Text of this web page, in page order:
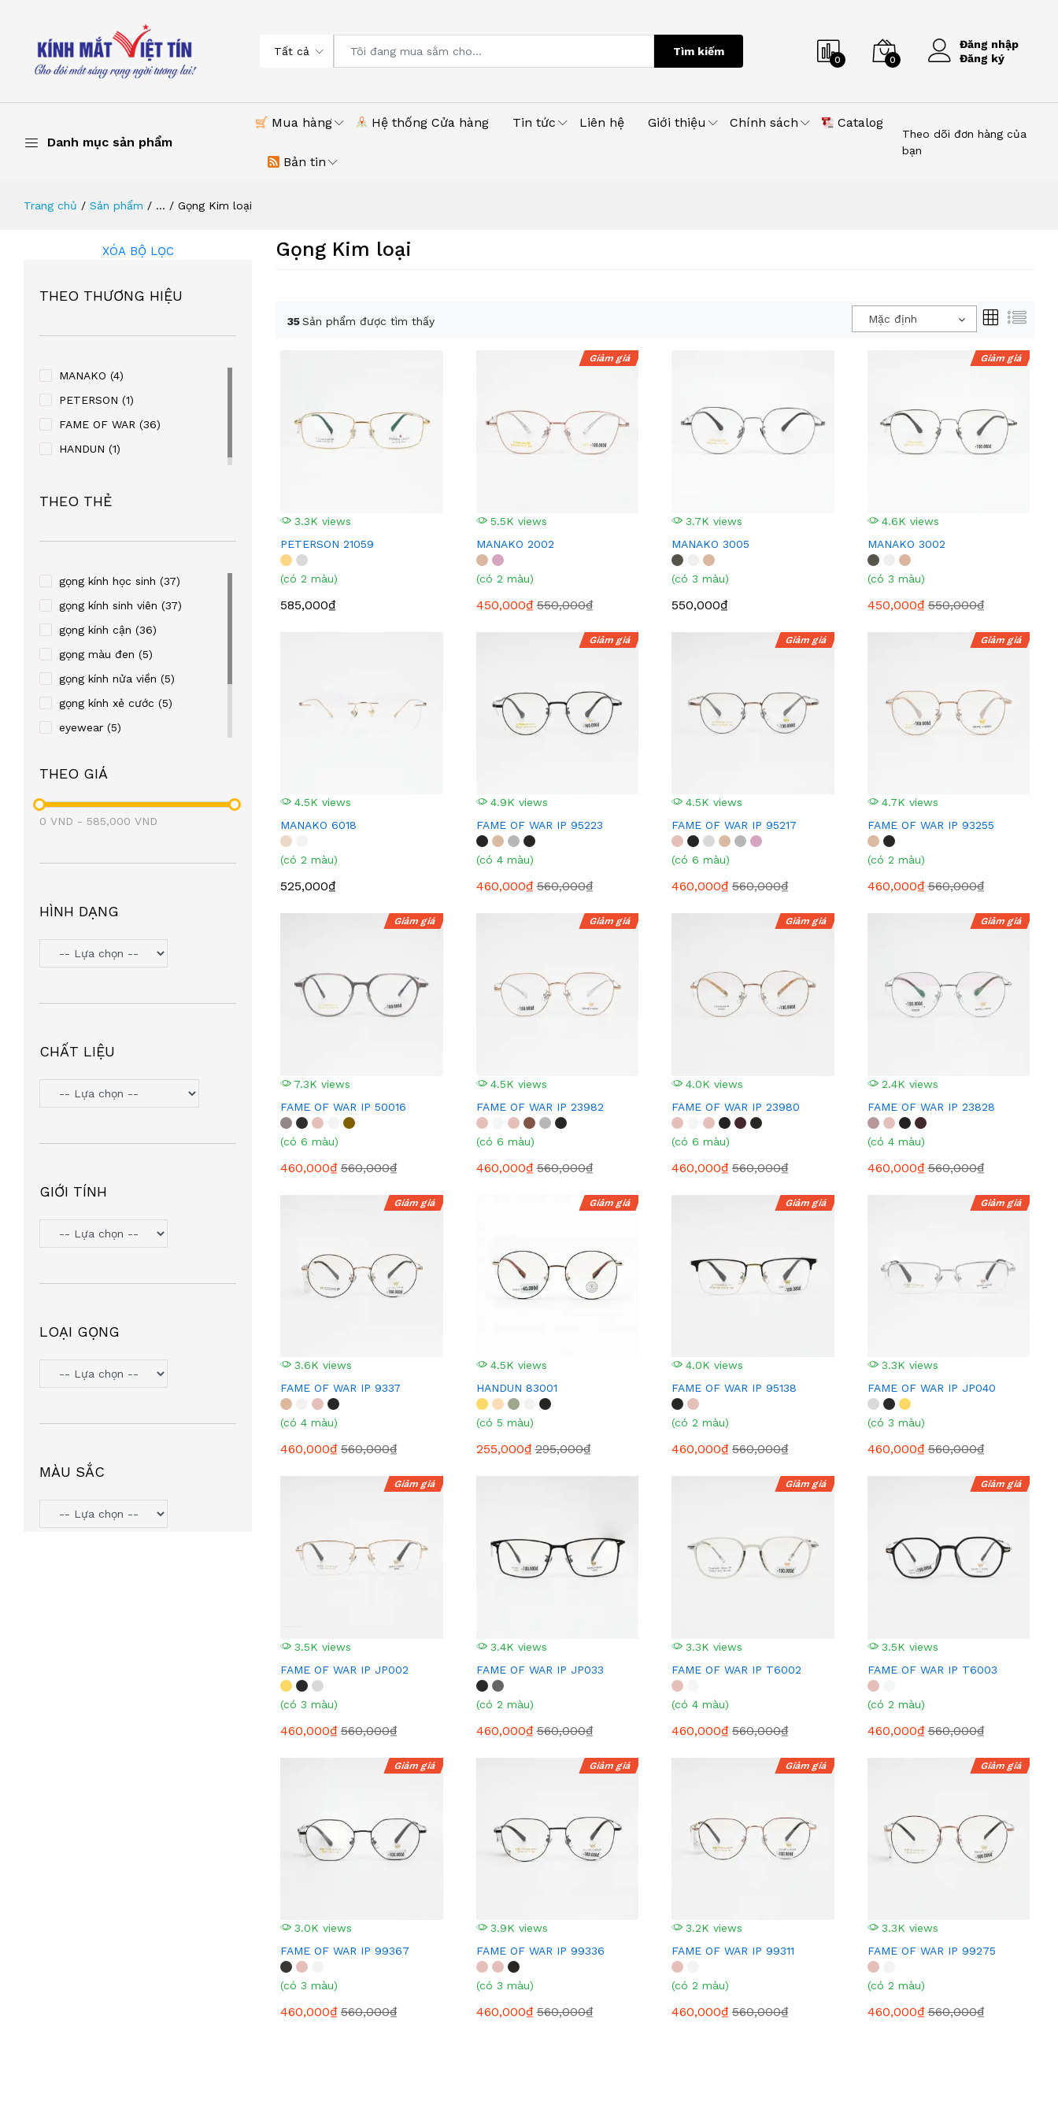
Tất cả Tìm kiếm
0 0
Đăng nhập
Đăng ký
Danh mục sản phẩm
Mua hàng Hệ thống Cửa hàng Tin tức Liên hệ Giới thiệu Chính sách Catalog
Bản tin
Theo dõi đơn hàng của
bạn
Trang chủ Sản phẩm ... Gọng Kim loại
XÓA BỘ LỌC
THEO THƯƠNG HIỆU
MANAKO (4)
PETERSON (1)
FAME OF WAR (36)
HANDUN (1)
THEO THẺ
gọng kính học sinh (37)
gọng kính sinh viên (37)
gọng kính cận (36)
gọng màu đen (5)
gọng kính nửa viền (5)
gọng kính xẻ cước (5)
eyewear (5)
gọng chữ nhật
gọng manako(3)
THEO GIÁ
0 VND - 585,000 VND
HÌNH DẠNG
CHẤT LIỆU
GIỚI TÍNH
LOẠI GỌNG
MÀU SẮC
Gọng Kim loại
35Sản phẩm được tìm thấy Mặc định
3.3K views
PETERSON 21059
(có 2 màu)
585,000₫
5.5K views
Giảm giá
MANAKO 2002
(có 2 màu)
450,000₫550,000₫
3.7K views
MANAKO 3005
(có 3 màu)
550,000₫
4.6K views
Giảm giá
MANAKO 3002
(có 3 màu)
450,000₫550,000₫
4.5K views
MANAKO 6018
(có 2 màu)
525,000₫
4.9K views
Giảm giá
FAME OF WAR IP 95223
(có 4 màu)
460,000₫560,000₫
4.5K views
Giảm giá
FAME OF WAR IP 95217
(có 6 màu)
460,000₫ 560,000₫
4.7K views
Giảm giá
FAME OF WAR IP 93255
(có 2 màu)
460,000₫560,000₫
7.3K views
Giảm giá
FAME OF WAR IP 50016
(có 6 màu)
460,000₫ 560,000₫
4.5K views
Giảm giá
FAME OF WAR IP 23982
(có 6 màu)
460,000₫560,000₫
4.0K views
Giảm giá
FAME OF WAR IP 23980
(có 6 màu)
460,000₫ 560,000₫
2.4K views
Giảm giá
FAME OF WAR IP 23828
(có 4 màu)
460,000₫560,000₫
3.6K views
Giảm giá
FAME OF WAR IP 9337
(có 4 màu)
460,000₫ 560,000₫
4.5K views
Giảm giá
HANDUN 83001
(có 5 màu)
255,000₫295,000₫
4.0K views
Giảm giá
FAME OF WAR IP 95138
(có 2 màu)
460,000₫ 560,000₫
3.3K views
Giảm giá
FAME OF WAR IP JP040
(có 3 màu)
460,000₫560,000₫
3.5K views
Giảm giá
FAME OF WAR IP JP002
(có 3 màu)
460,000₫ 560,000₫
3.4K views
FAME OF WAR IP JP033
(có 2 màu)
460,000₫560,000₫
3.3K views
Giảm giá
FAME OF WAR IP T6002
(có 4 màu)
460,000₫ 560,000₫
3.5K views
Giảm giá
FAME OF WAR IP T6003
(có 2 màu)
460,000₫560,000₫
3.0K views
Giảm giá
FAME OF WAR IP 99367
(có 3 màu)
460,000₫ 560,000₫
3.9K views
Giảm giá
FAME OF WAR IP 99336
(có 3 màu)
460,000₫560,000₫
3.2K views
Giảm giá
FAME OF WAR IP 99311
(có 2 màu)
460,000₫ 560,000₫
3.3K views
Giảm giá
FAME OF WAR IP 99275
(có 2 màu)
460,000₫560,000₫